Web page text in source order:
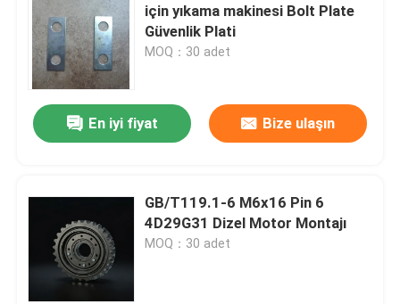
için yıkama makinesi Bolt Plate
Güvenlik Plati
MOQ：30 adet
En iyi fiyat Bize ulaşın
GB/T119.1-6 M6x16 Pin 6
4D29G31 Dizel Motor Montajı
MOQ：30 adet